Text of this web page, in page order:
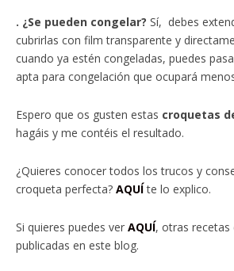
. ¿Se pueden congelar? Sí, debes
cubrirlas con film transparente y
cuando ya estén congeladas, puedes
apta para congelación que ocupará
Espero que os gusten estas croquetas
hagáis y me contéis el resultado.
¿Quieres conocer todos los trucos y
croqueta perfecta? AQUÍte lo explico.
Si quieres puedes ver AQUÍ, otras recetas
publicadas en este blog.